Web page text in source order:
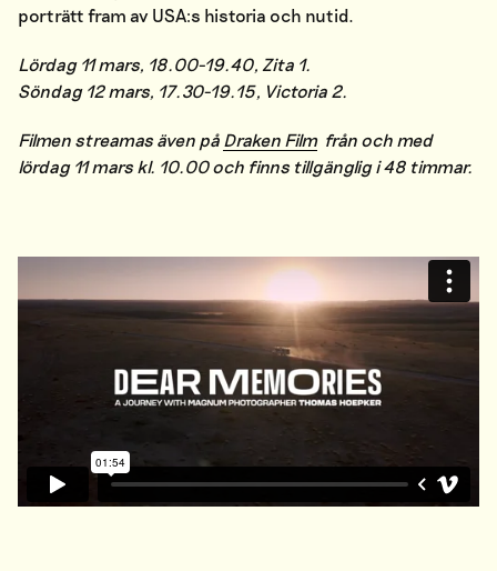
porträtt fram av USA:s historia och nutid.
Lördag 11 mars, 18.00-19.40, Zita 1.
Söndag 12 mars, 17.30-19.15, Victoria 2.
Filmen streamas även på Draken Filmfrån och med
lördag 11 mars kl. 10.00 och finns tillgänglig i 48 timmar.